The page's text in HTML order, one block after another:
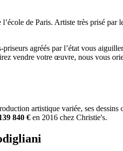
de Paris. Artiste très prisé par
agréés par l’état vous
vendre votre œuvre, nous vous
artistique variée, ses dessins
840 € en 2016 chez Christie's.